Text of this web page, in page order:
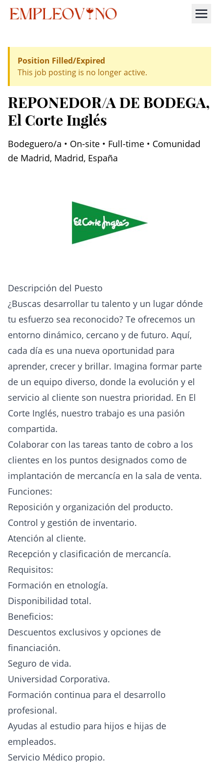
Position Filled/Expired
This job posting is no longer active.
REPONEDOR/A DE BODEGA,
El Corte Inglés
Bodeguero/a • On-site • Full-time • Comunidad
de Madrid, Madrid, España
Descripción del Puesto
¿Buscas desarrollar tu talento y un lugar dónde
tu esfuerzo sea reconocido? Te ofrecemos un
entorno dinámico, cercano y de futuro. Aquí,
cada día es una nueva oportunidad para
aprender, crecer y brillar. Imagina formar parte
de un equipo diverso, donde la evolución y el
servicio al cliente son nuestra prioridad. En El
Corte Inglés, nuestro trabajo es una pasión
compartida.
Colaborar con las tareas tanto de cobro a los
clientes en los puntos designados como de
implantación de mercancía en la sala de venta.
Funciones:
Reposición y organización del producto.
Control y gestión de inventario.
Atención al cliente.
Recepción y clasificación de mercancía.
Requisitos:
Formación en etnología.
Disponibilidad total.
Beneficios:
Descuentos exclusivos y opciones de
financiación.
Seguro de vida.
Universidad Corporativa.
Formación continua para el desarrollo
profesional.
Ayudas al estudio para hijos e hijas de
empleados.
Servicio Médico propio.